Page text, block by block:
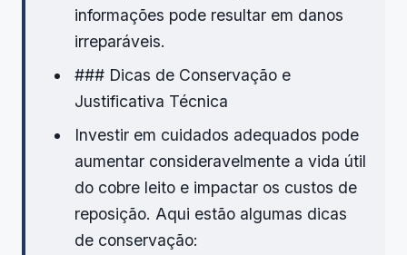
informações pode resultar em danos
irreparáveis.
### Dicas de Conservação e
Justificativa Técnica
Investir em cuidados adequados pode
aumentar consideravelmente a vida útil
do cobre leito e impactar os custos de
reposição. Aqui estão algumas dicas
de conservação: